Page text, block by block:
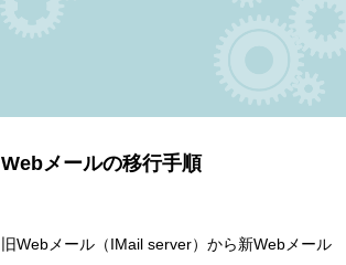
Webメールの移行手順
旧Webメール（IMail server）から新Webメール